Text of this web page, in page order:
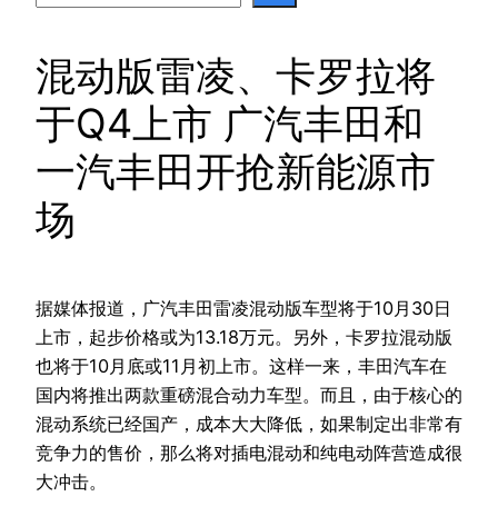
混动版雷凌、卡罗拉将
于Q4上市 广汽丰田和
一汽丰田开抢新能源市
场
据媒体报道，广汽丰田雷凌混动版车型将于10月30日
上市，起步价格或为13.18万元。另外，卡罗拉混动版
也将于10月底或11月初上市。这样一来，丰田汽车在
国内将推出两款重磅混合动力车型。而且，由于核心的
混动系统已经国产，成本大大降低，如果制定出非常有
竞争力的售价，那么将对插电混动和纯电动阵营造成很
大冲击。